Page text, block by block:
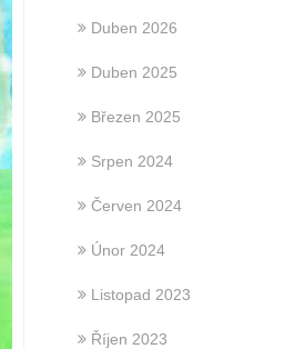
Duben 2026
Duben 2025
Březen 2025
Srpen 2024
Červen 2024
Únor 2024
Listopad 2023
Říjen 2023